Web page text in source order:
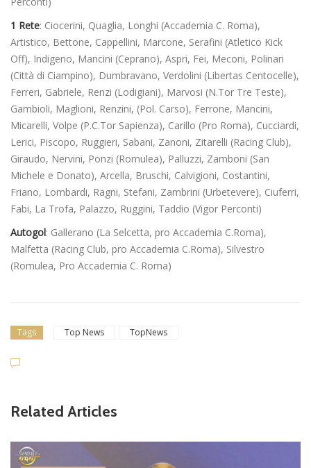
1 Rete: Ciocerini, Quaglia, Longhi (Accademia C. Roma),
Artistico, Bettone, Cappellini, Marcone, Serafini (Atletico Kick
Off), Indigeno, Mancini (Ceprano), Aspri, Fei, Meconi, Polinari
(Città di Ciampino), Dumbravano, Verdolini (Libertas Centocelle),
Ferreri, Gabriele, Renzi (Lodigiani), Marvosi (N.Tor Tre Teste),
Gambioli, Maglioni, Renzini, (Pol. Carso), Ferrone, Mancini,
Micarelli, Volpe (P.C.Tor Sapienza), Carillo (Pro Roma), Cucciardi,
Lerici, Piscopo, Ruggieri, Sabani, Zanoni, Zitarelli (Racing Club),
Giraudo, Nervini, Ponzi (Romulea), Palluzzi, Zamboni (San
Michele e Donato), Arcella, Bruschi, Calvigioni, Costantini,
Friano, Lombardi, Ragni, Stefani, Zambrini (Urbetevere), Ciuferri,
Fabi, La Trofa, Palazzo, Ruggini, Taddio (Vigor Perconti)
Autogol: Gallerano (La Selcetta, pro Accademia C.Roma),
Malfetta (Racing Club, pro Accademia C.Roma), Silvestro
(Romulea, Pro Accademia C. Roma)
Tags Top News TopNews
Related Articles